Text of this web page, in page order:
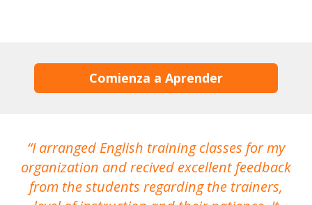
Comienza a Aprender
I arranged English training classes for my
organization and recived excellent feedback
from the students regarding the trainers,